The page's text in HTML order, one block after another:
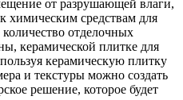
от разрушающей влаги,
химическим средствам для
отделочных
керамической плитке для
керамическую плитку
и текстуры можно создать
решение, которое будет